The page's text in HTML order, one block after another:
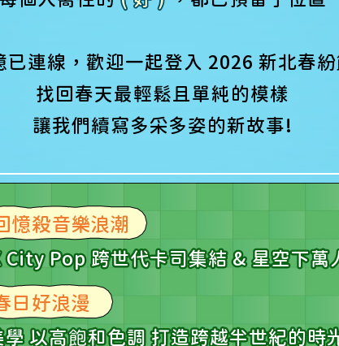
已連線，歡迎一起登入 2026 新北春紛
找回春天最輕鬆且單純的模樣
讓我們續寫多采多姿的新故事!
憶殺音樂浪潮
Pop 跨世代卡司集結 & 星空下萬
日好浪漫
學 以高飽和色調 打造跨越半世紀的時